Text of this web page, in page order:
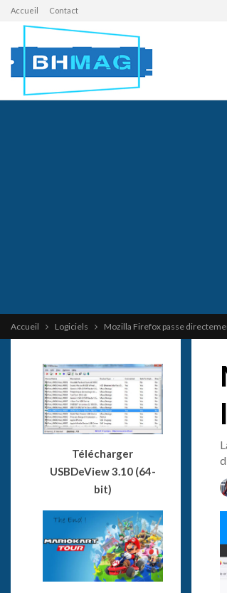
Accueil Contact
Accueil Logiciels Mozilla Firefox passe
Télécharger
USBDeView 3.10 (64-
bit)